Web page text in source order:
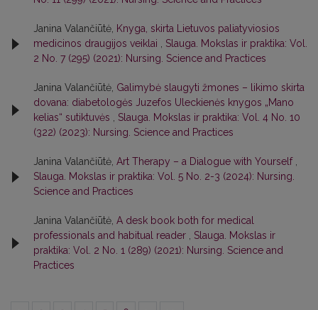
Janina Valančiūtė, Knyga, skirta Lietuvos paliatyviosios
medicinos draugijos veiklai , Slauga. Mokslas ir praktika: Vol.
2 No. 7 (295) (2021): Nursing. Science and Practices
Janina Valančiūtė, Galimybė slaugyti žmones – likimo skirta
dovana: diabetologės Juzefos Uleckienės knygos „Mano
kelias“ sutiktuvės , Slauga. Mokslas ir praktika: Vol. 4 No. 10
(322) (2023): Nursing. Science and Practices
Janina Valančiūtė, Art Therapy – a Dialogue with Yourself ,
Slauga. Mokslas ir praktika: Vol. 5 No. 2-3 (2024): Nursing.
Science and Practices
Janina Valančiūtė, A desk book both for medical
professionals and habitual reader , Slauga. Mokslas ir
praktika: Vol. 2 No. 1 (289) (2021): Nursing. Science and
Practices